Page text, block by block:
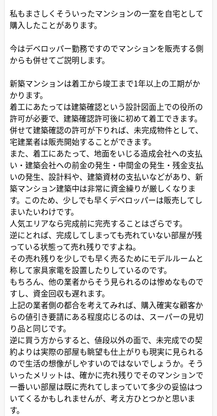
私もまさしくそういったマンションの一室を自宅として
購入したことがあります。
今はデベロッパー勤務ですのでマンションを販売する側
からも併せてご説明します。
新築マンションは着工から竣工まで1年以上の工期がか
かります。
着工にあたっては建築確認という設計図面上での役所の
許可が必要で、建築確認許可後に初めて着工できます。
併せて建築確認の許可が下りれば、未完成物件として、
宅建業者は販売開始することができます。
また、着工にあたって、地面をいじる造成会社への支払
い・建築会社への前金の発生・中間金の発生・残金支払
いの発生、設計料や、建築資材の支払いなどがあり、新
築マンション建築中は非常に資金繰りが厳しくなりま
す。このため、少しでも早くデベロッパーは販売してし
まいたいわけです。
人気エリアなら完成前に完売することはざらです。
逆にとれば、完成してしまっても売れていない部屋が残
っている状態って売れ残りですよね。
その売れ残りを少しでも早く売るためにモデルルームと
称して家具家電を設置したりしているのです。
もちろん、他の業者からそう見られるのは惨めなもので
すし、資金回収も遅れます。
上記の業者側の都合を考えてみれば、購入確実な顧客か
らの値引き要請にある程度応じるのは、スーパーの見切
り品と同じです。
逆に買う方からすると、値段以外の面で、未完成での契
約よりは実際の部屋も眺望も仕上がりも現実に見られる
ので生活の想像がしやすいのではないでしょうか。そう
いったメリットは、確かに売れ残りでそのマンションで
一番いい部屋は既に売れてしまっていて多少の妥協はつ
いてくるかもしれませんが、考え方ひとつかと思いま
す。